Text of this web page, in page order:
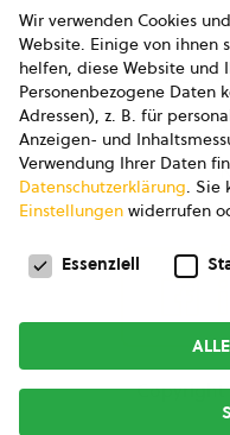
AGB
Wir verwenden Cookies
Website. Einige von ihnen
helfen, diese Website und
Personenbezogene Daten
Adressen), z. B. für
Anzeigen- und
Verwendung Ihrer Daten
Datenschutzerklärung. Sie
Einstellungen widerrufen
Datenschutzeinstellungen
Essenziell